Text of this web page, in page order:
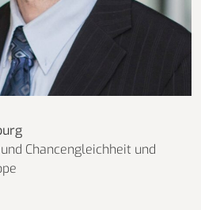
Chancengleichheit und